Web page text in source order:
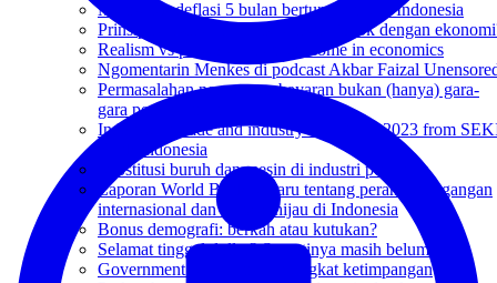
Mengecek deflasi 5 bulan berturut-turut di Indonesia
Prinsip realisme ala Mersheimer. Cocok dengan
Realism vs pareto efficient outcome in economics
Ngomentarin Menkes di podcast Akbar Faizal
Permasalahan neraca pembayaran bukan (hanya) gara-
gara perdagangan
Indonesian trade and industry data 2018-2023 from
Bank Indonesia
Substitusi buruh dan mesin di industri pertanian
Laporan World Bank terbaru tentang peran perdagangan
internasional dan transisi hijau di Indonesia
Bonus demografi: berkah atau kutukan?
Selamat tinggal dollar? Sepertinya masih belum
Government Spending dan tingkat ketimpangan